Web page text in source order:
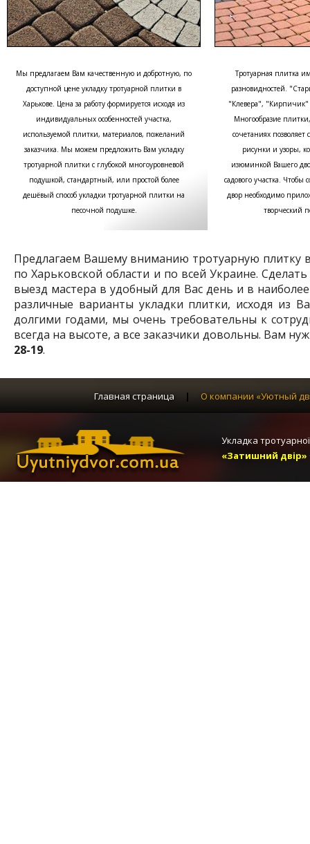
Мы предлагаем Вам качественную и добротную, по
доступной цене укладку тротуарной плитки в
Харькове. Цена за работу формируется исходя из
индивидуальных особенностей участка,
используемой плитки, материалов, пожеланий
заказчика. Мы можем предложить Вам укладку
тротуарной плитки с глубокой многоуровневой
подушкой, стандартный, или простой более
дешёвый способ укладки тротуарной плитки на
песочной подушке.
Тротуарная плитка
разновидностей.
"Клевера", "Кирпичик"
Многообразие
сочетаниях позволяет
рисунки и узоры,
изюминкой Вашего
садового участка.
двор необходимо
творческий
Предлагаем Вашему вниманию тротуарную плитку
по Харьковской области и по всей Украине.
выезд мастера в удобный для Вас день и в
различные варианты укладки плитки, исходя из
долгими годами, мы очень требовательны к
всегда на высоте, а все заказчики довольны. Вам
28-19.
Главная страница | О компании «Уютный
Укладка
«Затишний двір»